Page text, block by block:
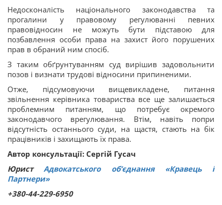
Недосконалість національного законодавства та
прогалини у правовому регулюванні певних
правовідносин не можуть бути підставою для
позбавлення особи права на захист його порушених
прав в обраний ним спосіб.
З таким обґрунтуванням суд вирішив задовольнити
позов і визнати трудові відносини припиненими.
Отже, підсумовуючи вищевикладене, питання
звільнення керівника товариства все ще залишається
проблемним питанням, що потребує окремого
законодавчого врегулювання. Втім, навіть попри
відсутність останнього суди, на щастя, стають на бік
працівників і захищають їх права.
Автор консультації: Сергій Гусач
ЮристАдвокатського об’єднання «Кравець і
Партнери»
+380-44-229-6950